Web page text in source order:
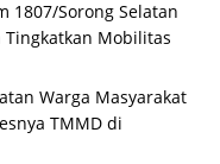
1807/Sorong Selatan
Tingkatkan Mobilitas
Warga Masyarakat
TMMD di